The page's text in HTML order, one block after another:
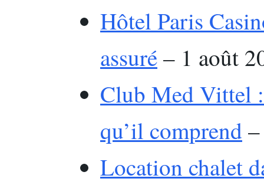
Hôtel Paris
assuré– 1 août
Club Med Vittel
qu’il comprend
Location chalet